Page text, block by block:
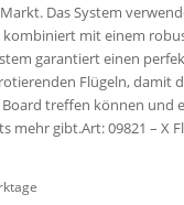
Das System
kombiniert mit einem
garantiert einen
Flügeln, damit
treffen können und
mehr gibt.Art: 09821 – X